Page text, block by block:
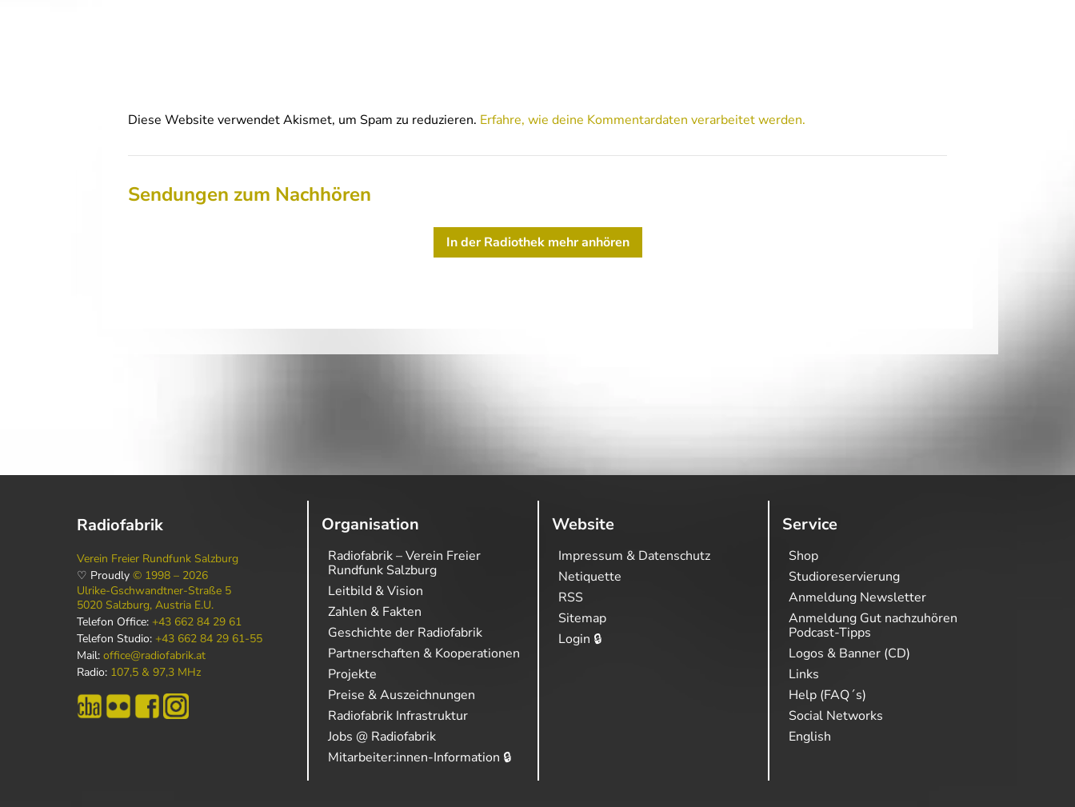
Diese Website verwendet Akismet, um Spam zu reduzieren. Erfahre, wie deine Kommentardaten verarbeitet werden.
Sendungen zum Nachhören
In der Radiothek mehr anhören
Radiofabrik
Verein Freier Rundfunk Salzburg
♡ Proudly © 1998 – 2026
Ulrike-Gschwandtner-Straße 5
5020 Salzburg, Austria E.U.
Telefon Office: +43 662 84 29 61
Telefon Studio: +43 662 84 29 61-55
Mail: office@radiofabrik.at
Radio: 107,5 & 97,3 MHz
Organisation
Radiofabrik – Verein Freier
Rundfunk Salzburg
Leitbild & Vision
Zahlen & Fakten
Geschichte der Radiofabrik
Partnerschaften & Kooperationen
Projekte
Preise & Auszeichnungen
Radiofabrik Infrastruktur
Jobs @ Radiofabrik
Mitarbeiter:innen-Information 🔒
Website
Impressum & Datenschutz
Netiquette
RSS
Sitemap
Login 🔒
Service
Shop
Studioreservierung
Anmeldung Newsletter
Anmeldung Gut nachzuhören
Podcast-Tipps
Logos & Banner (CD)
Links
Help (FAQ´s)
Social Networks
English